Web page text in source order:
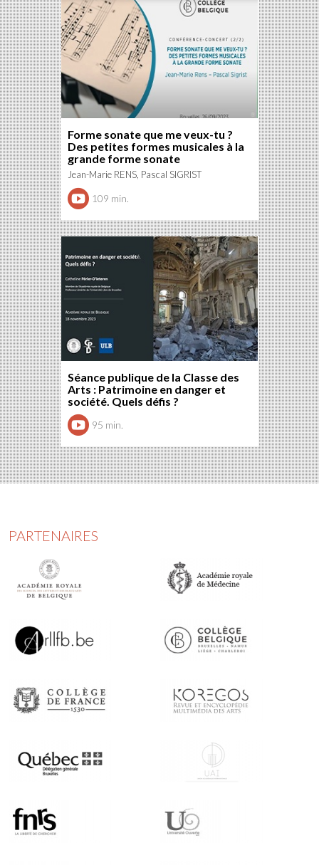
Forme sonate que me veux-tu ?
Des petites formes musicales à la
grande forme sonate
Jean-Marie RENS, Pascal SIGRIST
109 min.
Séance publique de la Classe des
Arts : Patrimoine en danger et
société. Quels défis ?
95 min.
PARTENAIRES